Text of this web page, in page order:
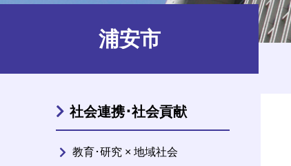
浦安市
社会連携･社会貢献
教育･研究 × 地域社会